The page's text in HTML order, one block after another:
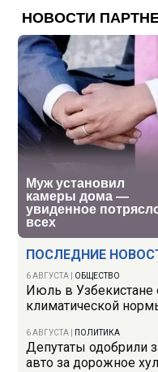
ПОСЛЕДНИЕ
6 АВГУСТА ОБЩЕСТВО
Июль в Узбекистане
климатической
6 АВГУСТА ПОЛИТИКА
Депутаты одобрили
авто за дорожное